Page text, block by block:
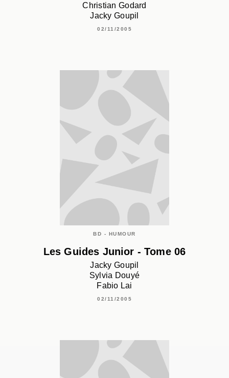
Christian Godard
Jacky Goupil
02/11/2005
BD - HUMOUR
Les Guides Junior - Tome 06
Jacky Goupil
Sylvia Douyé
Fabio Lai
02/11/2005